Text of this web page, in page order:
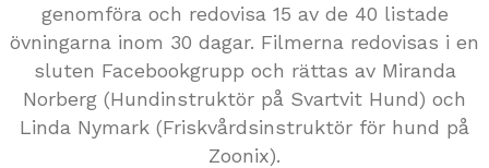
genomföra och redovisa 15 av de 40 listade
övningarna inom 30 dagar. Filmerna redovisas i en
sluten Facebookgrupp och rättas av Miranda
Norberg (Hundinstruktör på Svartvit Hund) och
Linda Nymark (Friskvårdsinstruktör för hund på
Zoonix).